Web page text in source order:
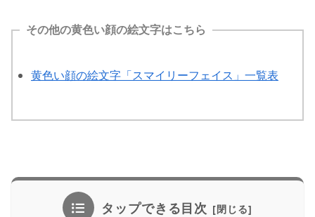
その他の黄色い顔の絵文字はこちら
黄色い顔の絵文字「スマイリーフェイス」一覧表
タップできる目次